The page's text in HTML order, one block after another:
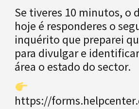
Se tiveres 10 minutos, o
hoje é responderes o
inquérito que preparei
para divulgar e
área o estado do sector.
https://